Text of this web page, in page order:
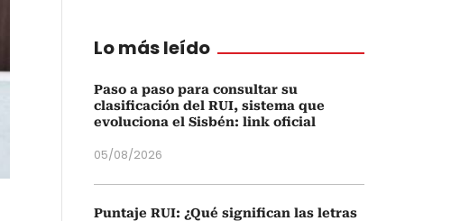
Lo más leído
Paso a paso para consultar su
clasificación del RUI, sistema que
evoluciona el Sisbén: link oficial
05/08/2026
Puntaje RUI: ¿Qué significan las letras